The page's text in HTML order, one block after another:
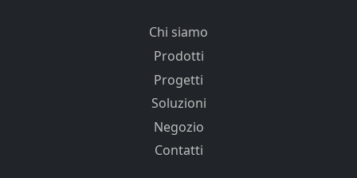
Chi siamo
Prodotti
Progetti
Soluzioni
Negozio
Contatti